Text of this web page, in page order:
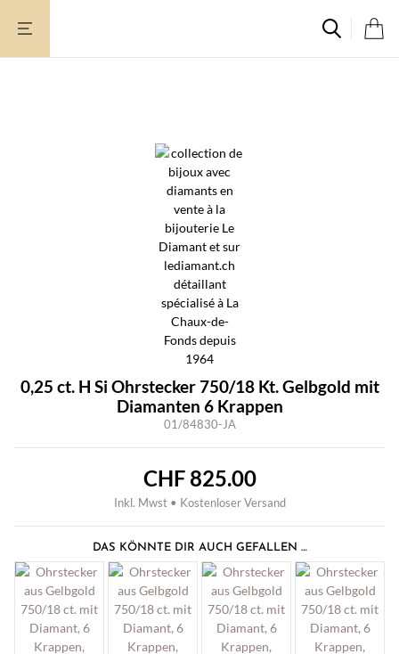
Inhalt
0,25 ct. H Si Ohrstecker 750/18 Kt. Gelbgold mit
Diamanten 6 Krappen
01/84830-JA
CHF825.00
Inkl. Mwst • Kostenloser Versand
DAS KÖNNTE DIR AUCH GEFALLEN …